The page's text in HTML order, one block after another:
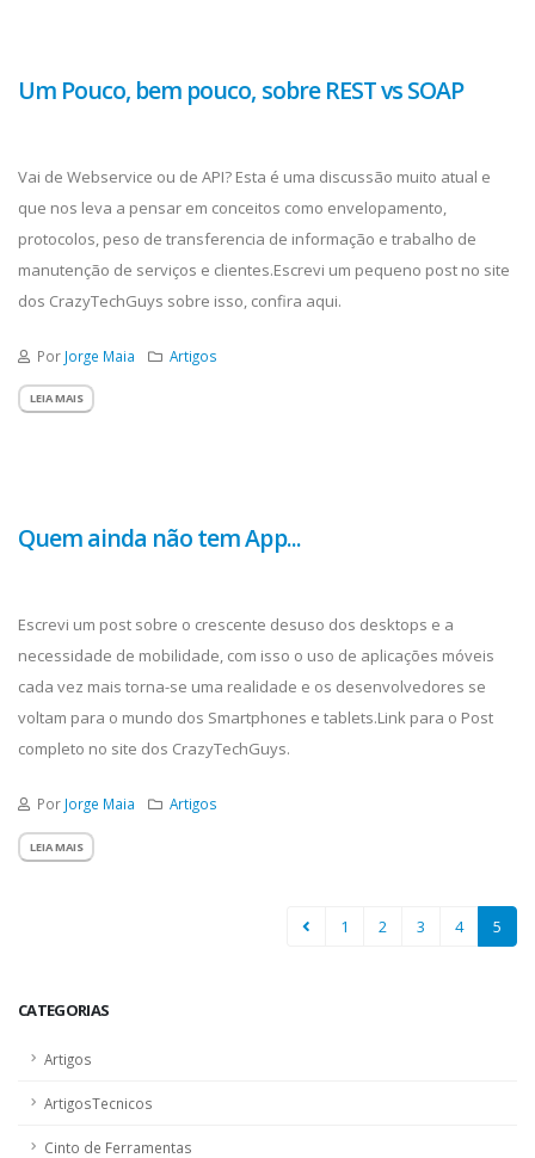
CATEGORIAS
Artigos
ArtigosTecnicos
Cinto de Ferramentas
Um Pouco, bem pouco, sobre REST vs SOAP
Vai de Webservice ou de API? Esta é uma discussão muito atual e
que nos leva a pensar em conceitos como envelopamento,
protocolos, peso de transferencia de informação e trabalho de
manutenção de serviços e clientes.Escrevi um pequeno post no site
dos CrazyTechGuys sobre isso, confira aqui.
Por Jorge Maia Artigos
LEIA MAIS
Quem ainda não tem App...
Escrevi um post sobre o crescente desuso dos desktops e a
necessidade de mobilidade, com isso o uso de aplicações móveis
cada vez mais torna-se uma realidade e os desenvolvedores se
voltam para o mundo dos Smartphones e tablets.Link para o Post
completo no site dos CrazyTechGuys.
Por Jorge Maia Artigos
LEIA MAIS
1 2 3 4 5